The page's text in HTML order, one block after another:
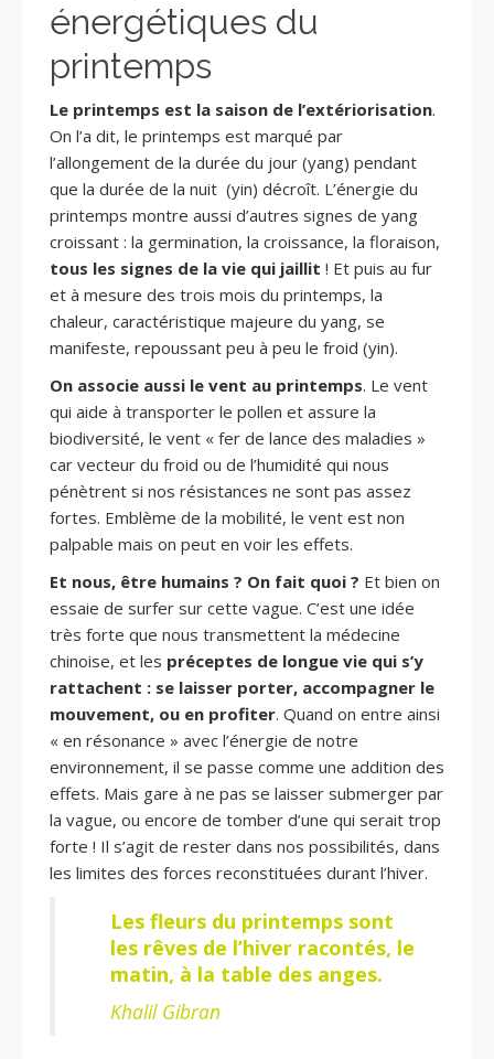
énergétiques du
printemps
Le printemps est la saison de l’extériorisation.
On l’a dit, le printemps est marqué par
l’allongement de la durée du jour (yang) pendant
que la durée de la nuit (yin) décroît. L’énergie du
printemps montre aussi d’autres signes de yang
croissant : la germination, la croissance, la floraison,
tous les signes de la vie qui jaillit ! Et puis au fur
et à mesure des trois mois du printemps, la
chaleur, caractéristique majeure du yang, se
manifeste, repoussant peu à peu le froid (yin).
On associe aussi le vent au printemps. Le vent
qui aide à transporter le pollen et assure la
biodiversité, le vent « fer de lance des maladies »
car vecteur du froid ou de l’humidité qui nous
pénètrent si nos résistances ne sont pas assez
fortes. Emblème de la mobilité, le vent est non
palpable mais on peut en voir les effets.
Et nous, être humains ? On fait quoi ? Et bien on
essaie de surfer sur cette vague. C’est une idée
très forte que nous transmettent la médecine
chinoise, et les préceptes de longue vie qui s’y
rattachent : se laisser porter, accompagner le
mouvement, ou en profiter. Quand on entre ainsi
« en résonance » avec l’énergie de notre
environnement, il se passe comme une addition des
effets. Mais gare à ne pas se laisser submerger par
la vague, ou encore de tomber d’une qui serait trop
forte ! Il s’agit de rester dans nos possibilités, dans
les limites des forces reconstituées durant l’hiver.
Les fleurs du printemps sont
les rêves de l’hiver racontés, le
matin, à la table des anges.
Khalil Gibran